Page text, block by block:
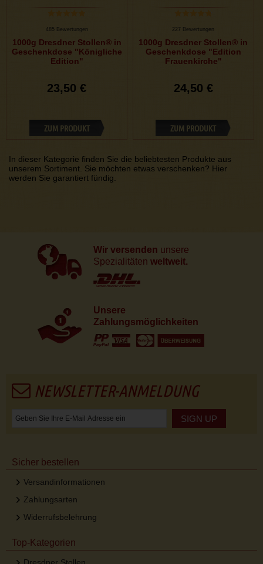
485 Bewertungen
1000g Dresdner Stollen® in
Geschenkdose "Königliche
Edition"
23,50 €
ZUM PRODUKT
227 Bewertungen
1000g Dresdner Stollen® in
Geschenkdose "Edition
Frauenkirche"
24,50 €
ZUM PRODUKT
In dieser Kategorie finden Sie die beliebtesten Produkte aus
unserem Sortiment. Sie möchten etwas verschenken? Hier
werden Sie garantiert fündig.
Wir versenden unsere
Spezialitäten weltweit.
Unsere
Zahlungsmöglichkeiten
NEWSLETTER-ANMELDUNG
SIGN UP
Sicher bestellen
Versandinformationen
Zahlungsarten
Widerrufsbelehrung
Top-Kategorien